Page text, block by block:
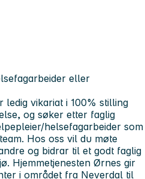
eller
ledig vikariat i 100% stilling
og søker etter faglig
helsefagarbeider som
Hos oss vil du møte
og bidrar til et godt faglig
Hjemmetjenesten Ørnes gir
i området fra Neverdal til